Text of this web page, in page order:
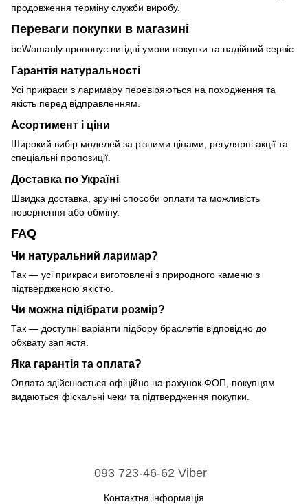
продовження терміну служби виробу.
Переваги покупки в магазині
beWomanly пропонує вигідні умови покупки та надійний сервіс.
Гарантія натуральності
Усі прикраси з ларимару перевіряються на походження та
якість перед відправленням.
Асортимент і ціни
Широкий вибір моделей за різними цінами, регулярні акції та
спеціальні пропозиції.
Доставка по Україні
Швидка доставка, зручні способи оплати та можливість
повернення або обміну.
FAQ
Чи натуральний ларимар?
Так — усі прикраси виготовлені з природного каменю з
підтвердженою якістю.
Чи можна підібрати розмір?
Так — доступні варіанти підбору браслетів відповідно до
обхвату зап’ястя.
Яка гарантія та оплата?
Оплата здійснюється офіційно на рахунок ФОП, покупцям
видаються фіскальні чеки та підтвердження покупки.
093 723-46-62 Viber
Контактна інформація